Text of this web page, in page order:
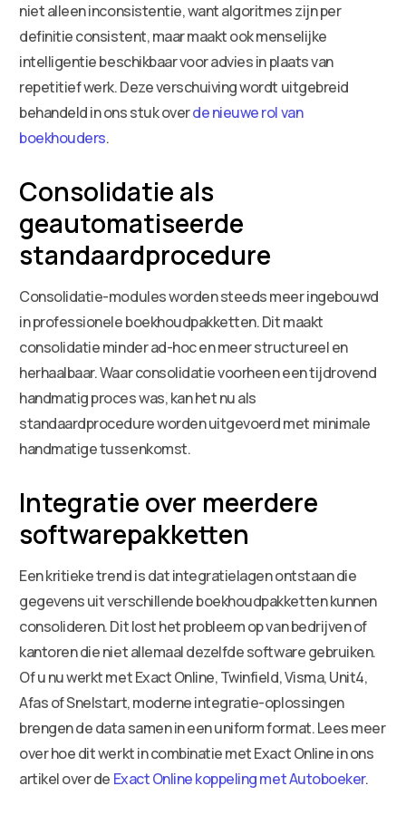
niet alleen inconsistentie, want algoritmes zijn per
definitie consistent, maar maakt ook menselijke
intelligentie beschikbaar voor advies in plaats van
repetitief werk. Deze verschuiving wordt uitgebreid
behandeld in ons stuk overde nieuwe rol van
boekhouders.
Consolidatie als
geautomatiseerde
standaardprocedure
Consolidatie-modules worden steeds meer ingebouwd
in professionele boekhoudpakketten. Dit maakt
consolidatie minder ad-hoc en meer structureel en
herhaalbaar. Waar consolidatie voorheen een tijdrovend
handmatig proces was, kan het nu als
standaardprocedure worden uitgevoerd met minimale
handmatige tussenkomst.
Integratie over meerdere
softwarepakketten
Een kritieke trend is dat integratielagen ontstaan die
gegevens uit verschillende boekhoudpakketten kunnen
consolideren. Dit lost het probleem op van bedrijven of
kantoren die niet allemaal dezelfde software gebruiken.
Of u nu werkt met Exact Online, Twinfield, Visma, Unit4,
Afas of Snelstart, moderne integratie-oplossingen
brengen de data samen in een uniform format. Lees meer
over hoe dit werkt in combinatie met Exact Online in ons
artikel over de Exact Online koppeling met Autoboeker.